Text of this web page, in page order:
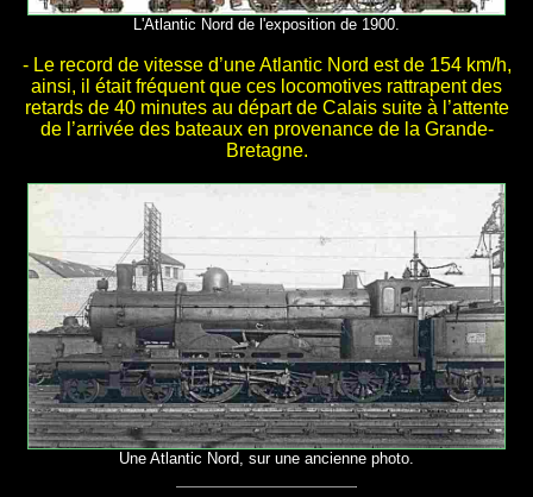
L'Atlantic Nord de l'exposition de 1900.
- Le record de vitesse d’une Atlantic Nord est de 154 km/h,
ainsi, il était fréquent que ces locomotives rattrapent des
retards de 40 minutes au départ de Calais suite à l’attente
de l’arrivée des bateaux en provenance de la Grande-
Bretagne.
Une Atlantic Nord, sur une ancienne photo.